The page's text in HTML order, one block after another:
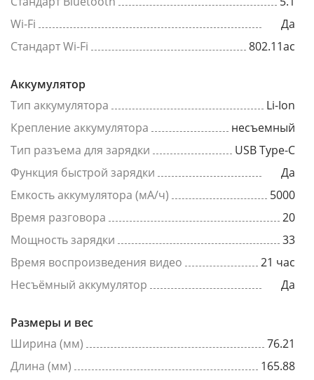
Wi-Fi
Да
Стандарт Wi-Fi
802.11ac
Аккумулятор
Тип аккумулятора
Li-Ion
Крепление аккумулятора
несъемный
Тип разъема для зарядки
USB Type-C
Функция быстрой зарядки
Да
Емкость аккумулятора (мА/ч)
5000
Время разговора
20
Мощность зарядки
33
Время воспроизведения видео
21 час
Несъёмный аккумулятор
Да
Размеры и вес
Ширина (мм)
76.21
Длина (мм)
165.88